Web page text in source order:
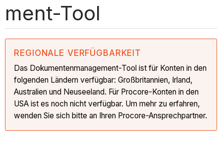
ment-Tool
REGIONALE VERFÜGBARKEIT
Das Dokumentenmanagement-Tool ist für Konten in den
folgenden Ländern verfügbar: Großbritannien, Irland,
Australien und Neuseeland. Für Procore-Konten in den
USA ist es noch nicht verfügbar. Um mehr zu erfahren,
wenden Sie sich bitte an Ihren Procore-Ansprechpartner.